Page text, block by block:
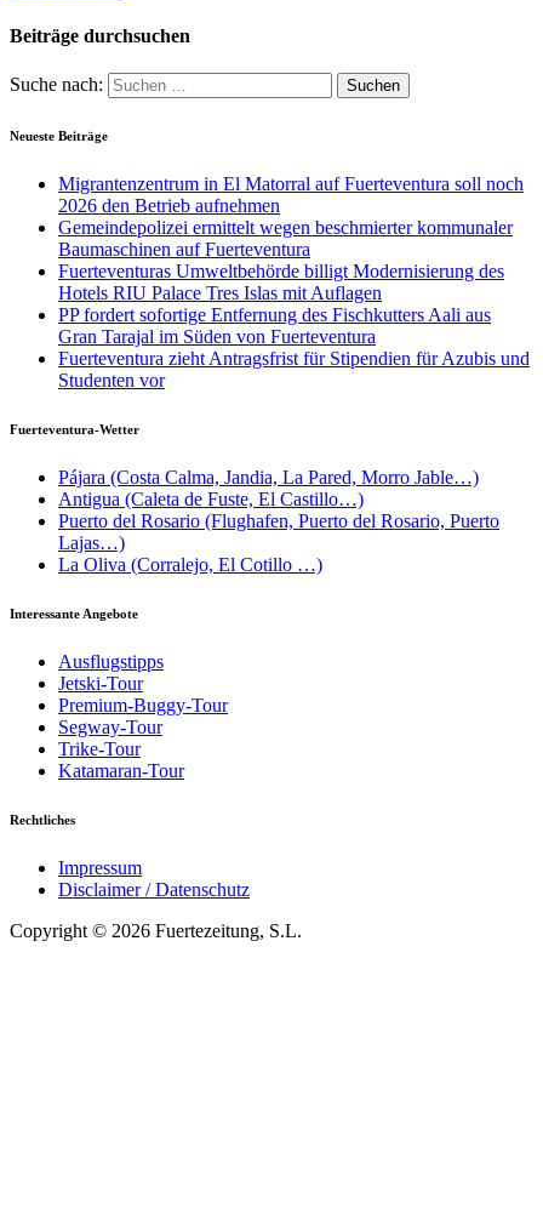
Beiträge durchsuchen
Suche nach:
Neueste Beiträge
Migrantenzentrum in El Matorral auf Fuerteventura soll noch
2026 den Betrieb aufnehmen
Gemeindepolizei ermittelt wegen beschmierter kommunaler
Baumaschinen auf Fuerteventura
Fuerteventuras Umweltbehörde billigt Modernisierung des
Hotels RIU Palace Tres Islas mit Auflagen
PP fordert sofortige Entfernung des Fischkutters Aali aus
Gran Tarajal im Süden von Fuerteventura
Fuerteventura zieht Antragsfrist für Stipendien für Azubis und
Studenten vor
Fuerteventura-Wetter
Pájara (Costa Calma, Jandia, La Pared, Morro Jable…)
Antigua (Caleta de Fuste, El Castillo…)
Puerto del Rosario (Flughafen, Puerto del Rosario, Puerto
Lajas…)
La Oliva (Corralejo, El Cotillo …)
Interessante Angebote
Ausflugstipps
Jetski-Tour
Premium-Buggy-Tour
Segway-Tour
Trike-Tour
Katamaran-Tour
Rechtliches
Impressum
Disclaimer / Datenschutz
Copyright © 2026 Fuertezeitung, S.L.